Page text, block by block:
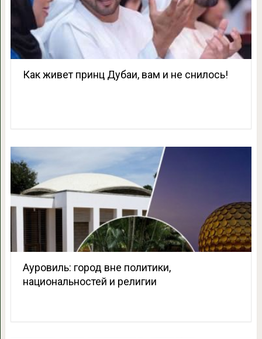
Как живет принц Дубаи, вам и не снилось!
Ауровиль: город вне политики,
национальностей и религии